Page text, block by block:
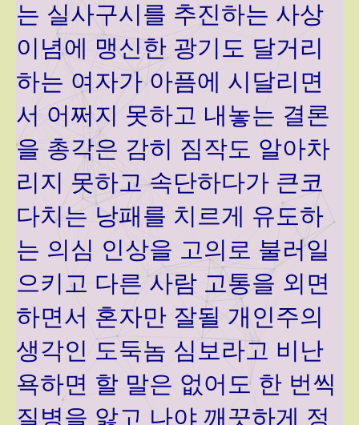
는 실사구시를 추진하는 사상
이념에 맹신한 광기도 달거리
하는 여자가 아픔에 시달리면
서 어쩌지 못하고 내놓는 결론
을 총각은 감히 짐작도 알아차
리지 못하고 속단하다가 큰코
다치는 낭패를 치르게 유도하
는 의심 인상을 고의로 불러일
으키고 다른 사람 고통을 외면
하면서 혼자만 잘될 개인주의
생각인 도둑놈 심보라고 비난
욕하면 할 말은 없어도 한 번씩
질병을 앓고 나야 깨끗하게 정